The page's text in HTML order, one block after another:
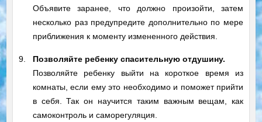
Объявите заранее, что должно произойти, затем
несколько раз предупредите дополнительно по мере
приближения к моменту измененного действия.
9.
Позволяйте ребенку спасительную отдушину.
Позволяйте ребенку выйти на короткое время из
комнаты, если ему это необходимо и поможет прийти
в себя. Так он научится таким важным вещам, как
самоконтроль и саморегуляция.